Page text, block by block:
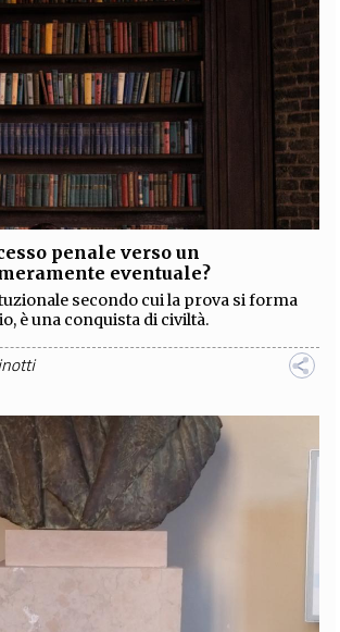
penale verso un
eventuale?
secondo cui la prova si forma
è una conquista di civiltà.